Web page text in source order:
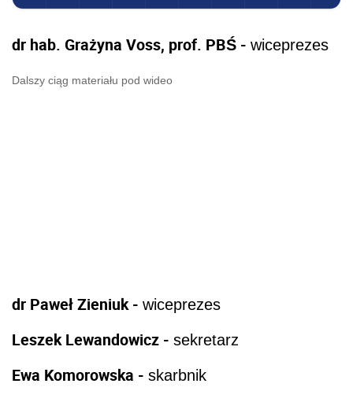
dr hab. Grażyna Voss, prof. PBŚ - wiceprezes
Dalszy ciąg materiału pod wideo
dr Paweł Zieniuk - wiceprezes
Leszek Lewandowicz - sekretarz
Ewa Komorowska - skarbnik